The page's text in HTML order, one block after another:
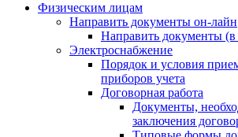
Физическим лицам
Направить документы он-лайн
Направить документы (в
Электроснабжение
Порядок и условия
приборов учета
Договорная работа
Документы,
заключения